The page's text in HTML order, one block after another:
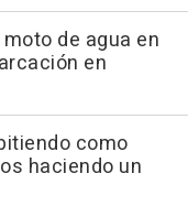
de agua en
en
como
haciendo un